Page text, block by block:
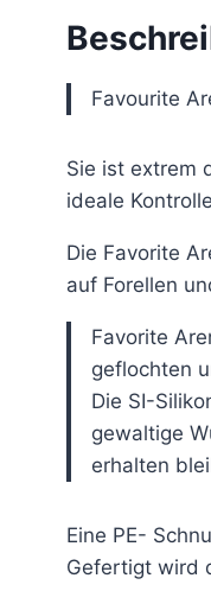
Favourite
Sie ist extrem
ideale
Die Favorite
auf Forellen
Favorite
geflochten
Die SI-
gewaltige
erhalten
Eine PE-
Gefertigt wird